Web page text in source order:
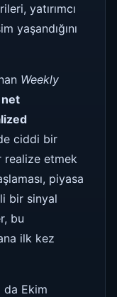
yatırımcı
yaşandığını
Weekly
net
ciddi bir
realize etmek
piyasa
bir sinyal
bu
ilk kez
da Ekim